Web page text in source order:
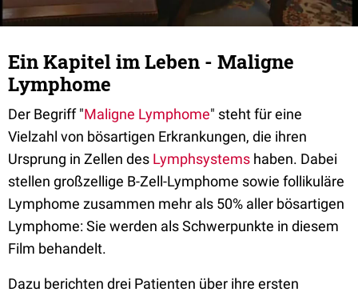
Ein Kapitel im Leben - Maligne
Lymphome
Der Begriff "Maligne Lymphome" steht für eine
Vielzahl von bösartigen Erkrankungen, die ihren
Ursprung in Zellen des Lymphsystems haben. Dabei
stellen großzellige B-Zell-Lymphome sowie follikuläre
Lymphome zusammen mehr als 50% aller bösartigen
Lymphome: Sie werden als Schwerpunkte in diesem
Film behandelt.
Dazu berichten drei Patienten über ihre ersten